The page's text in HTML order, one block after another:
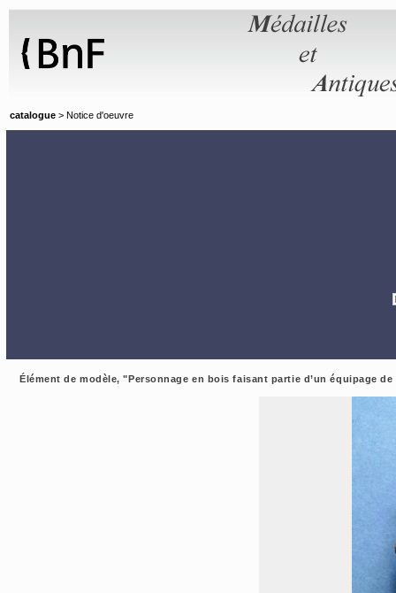
catalogue > Notice d'oeuvre
Élément de modèle, "Personnage en bois faisant partie d’un équipage